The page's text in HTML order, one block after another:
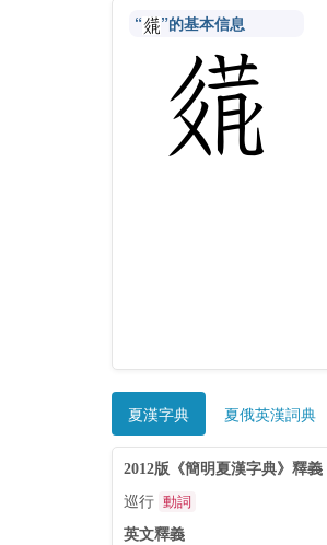
“ ”的基本信息
夏漢字典 夏俄英漢詞典
2012版《簡明夏漢字典》釋義
巡行 動詞
英文釋義